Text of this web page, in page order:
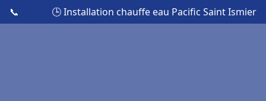
📞 🕒 Installation chauffe eau Pacific Saint Ismier